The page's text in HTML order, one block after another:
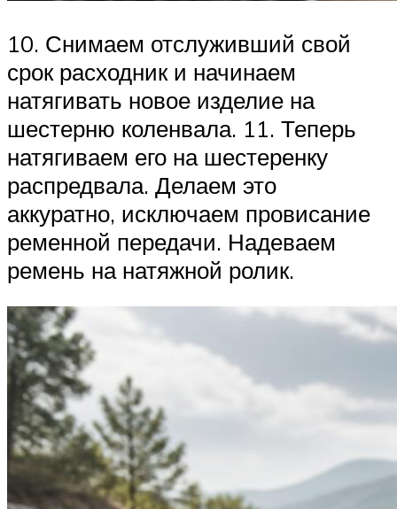
10. Снимаем отслуживший свой
срок расходник и начинаем
натягивать новое изделие на
шестерню коленвала. 11. Теперь
натягиваем его на шестеренку
распредвала. Делаем это
аккуратно, исключаем провисание
ременной передачи. Надеваем
ремень на натяжной ролик.